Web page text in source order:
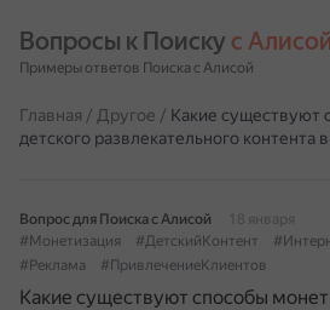
Вопросы к Поиску с Алисой
Примеры ответов Поиска с Алисой
Главная / Другое / Какие существуют
детского развлекательного контента
Вопрос для Поиска с Алисой
18 января
#Монетизация
#ДетскийКонтент
#Реклама
#ПривлечениеКлиентов
Какие существуют способы